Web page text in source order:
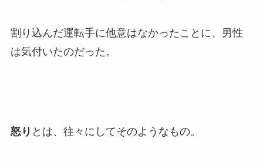
割り込んだ運転手に他意はなかったことに、男性
は気付いたのだった。
怒り とは、往々にしてそのようなもの。